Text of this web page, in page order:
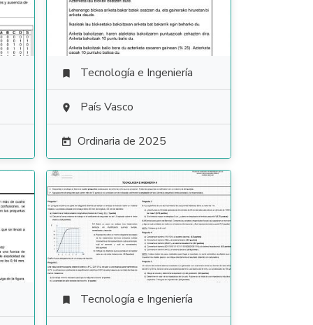
 Tecnología e Ingeniería
 País Vasco
 Ordinaria de 2025
 Tecnología e Ingeniería